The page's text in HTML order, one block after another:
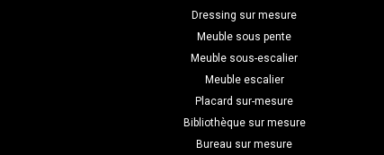
Dressing sur mesure
Meuble sous pente
Meuble sous-escalier
Meuble escalier
Placard sur-mesure
Bibliothèque sur mesure
Bureau sur mesure